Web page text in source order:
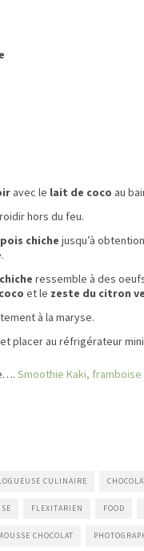
avec le lait de coco au
hors du feu.
chiche jusqu’à
ressemble à des
et le zeste du citron
à la maryse.
placer au réfrigérateur
Smoothie Kaki,
CULINAIRE
FLEXITARIEN FOOD
CHOCOLAT